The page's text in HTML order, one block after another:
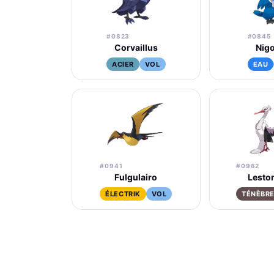
#0823
Corvaillus
ACIER VOL
#0845
EAU
#0941
Fulgulairo
ÉLECTRIK VOL
#0962